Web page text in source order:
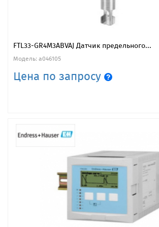
FTL33-GR4M3ABVAJ Датчик предельного...
Модель: a046105
Цена по запросу